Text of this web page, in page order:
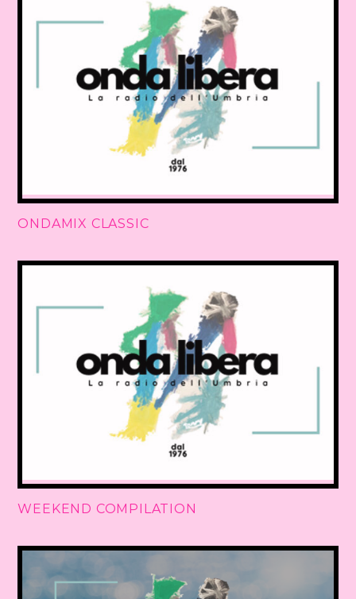
ONDAMIX CLASSIC
WEEKEND COMPILATION